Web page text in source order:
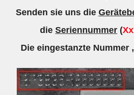
Senden sie uns die
die Seriennummer (
Die eingestanzte Nummer